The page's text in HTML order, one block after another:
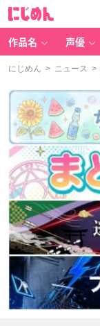
作品名 声優
にじめん > ニュース >